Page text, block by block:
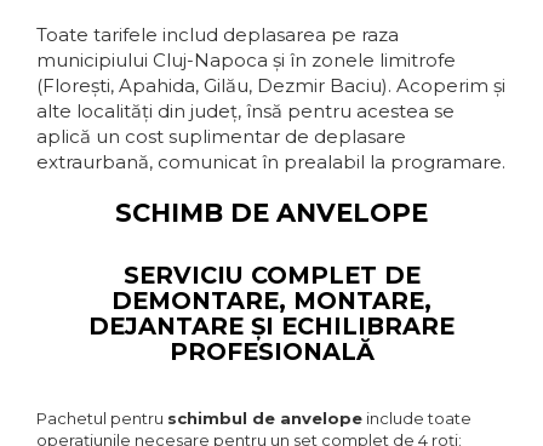
Toate tarifele includ deplasarea pe raza
municipiului Cluj-Napoca și în zonele limitrofe
(Florești, Apahida, Gilău, Dezmir Baciu). Acoperim și
alte localități din județ, însă pentru acestea se
aplică un cost suplimentar de deplasare
extraurbană, comunicat în prealabil la programare.
SCHIMB DE ANVELOPE
SERVICIU COMPLET DE
DEMONTARE, MONTARE,
DEJANTARE ȘI ECHILIBRARE
PROFESIONALĂ
Pachetul pentru schimbul de anvelope include toate
operațiunile necesare pentru un set complet de 4 roți: